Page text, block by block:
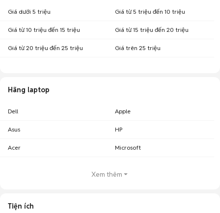
Giá dưới 5 triệu Giá từ 5 triệu đến 10 triệu
Giá từ 10 triệu đến 15 triệu Giá từ 15 triệu đến 20 triệu
Giá từ 20 triệu đến 25 triệu Giá trên 25 triệu
Hãng laptop
Dell Apple
Asus HP
Acer Microsoft
Xem thêm
Tiện ích